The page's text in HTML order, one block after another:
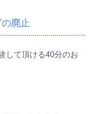
廃止
して頂ける40分のお